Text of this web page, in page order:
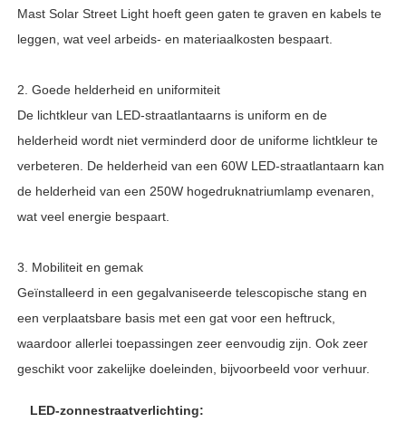
Mast Solar Street Light hoeft geen gaten te graven en kabels te
leggen, wat veel arbeids- en materiaalkosten bespaart.
2. Goede helderheid en uniformiteit
De lichtkleur van LED-straatlantaarns is uniform en de
helderheid wordt niet verminderd door de uniforme lichtkleur te
verbeteren. De helderheid van een 60W LED-straatlantaarn kan
de helderheid van een 250W hogedruknatriumlamp evenaren,
wat veel energie bespaart.
3. Mobiliteit en gemak
Geïnstalleerd in een gegalvaniseerde telescopische stang en
een verplaatsbare basis met een gat voor een heftruck,
waardoor allerlei toepassingen zeer eenvoudig zijn. Ook zeer
geschikt voor zakelijke doeleinden, bijvoorbeeld voor verhuur.
LED-zonnestraatverlichting: